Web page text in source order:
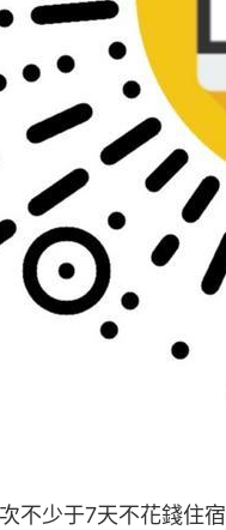
不少于7天不花錢住宿